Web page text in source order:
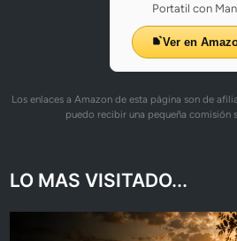
Portatil con
Ver en
Los enlaces a Amazon de esta página son de
puedo recibir una pequeña comisión
LO MAS VISITADO...